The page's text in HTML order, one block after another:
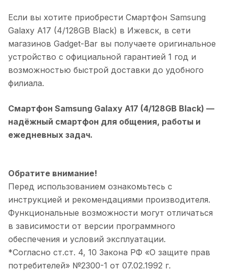
Если вы хотите приобрести Смартфон Samsung
Galaxy A17 (4/128GB Black) в Ижевск, в сети
магазинов Gadget-Bar вы получаете оригинальное
устройство с официальной гарантией 1 год и
возможностью быстрой доставки до удобного
филиала.
Смартфон Samsung Galaxy A17 (4/128GB Black) —
надёжный смартфон для общения, работы и
ежедневных задач.
Обратите внимание!
Перед использованием ознакомьтесь с
инструкцией и рекомендациями производителя.
Функциональные возможности могут отличаться
в зависимости от версии программного
обеспечения и условий эксплуатации.
*Согласно ст.ст. 4, 10 Закона РФ «О защите прав
потребителей» №2300-1 от 07.02.1992 г.